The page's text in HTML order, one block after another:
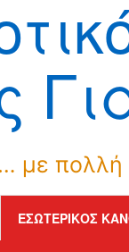
με πολλή
ΕΣΩΤΕΡΙΚΌΣ